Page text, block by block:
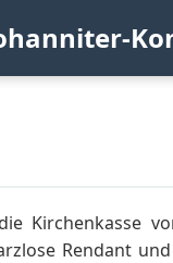
Kirchenkasse
Rendant